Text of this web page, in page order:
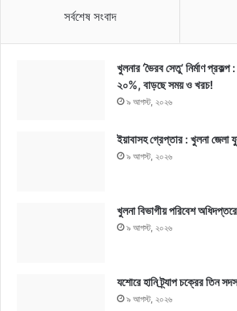
সর্বশেষ সংবাদ
খুলনার ‘ভৈরব সেতু’ নির্মাণ
২০%, বাড়ছে সময় ও খরচ!
৯ আগস্ট, ২০২৬
ইয়াবাসহ গ্রেপ্তার : খুলনা জেলা
৯ আগস্ট, ২০২৬
খুলনা বিভাগীয় পরিবেশ
৯ আগস্ট, ২০২৬
যশোরে হানি ট্র্যাপ চক্রের তিন
৯ আগস্ট, ২০২৬